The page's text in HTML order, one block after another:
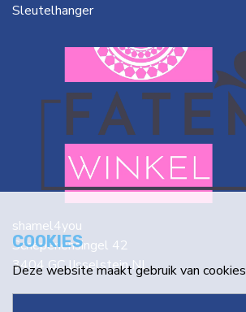
shamel4you
Schepenensingel 42
3404 GC IJsselstein NL
Sleutelhanger
COOKIES
Deze website maakt gebruik van cookies